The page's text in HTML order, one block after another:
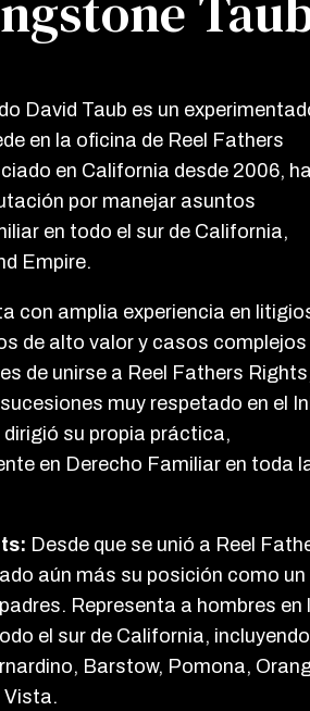
David Taub es un
en la oficina de Reel Fathers
en California desde 2006, ha
por manejar asuntos
en todo el sur de California,
Empire.
con amplia experiencia en
de alto valor y casos complejos
de unirse a Reel Fathers
muy respetado en el
su propia práctica,
en Derecho Familiar en toda
Desde que se unió a Reel
aún más su posición como un
Representa a hombres en
el sur de California, incluyendo
Barstow, Pomona,
Vista.